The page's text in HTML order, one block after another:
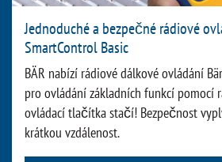
Jednoduché a bezpečné rádiové
SmartControl Basic
BÄR nabízí rádiové dálkové ovládání
pro ovládání základních funkcí pomocí
ovládací tlačítka stačí! Bezpečnost
krátkou vzdálenost.